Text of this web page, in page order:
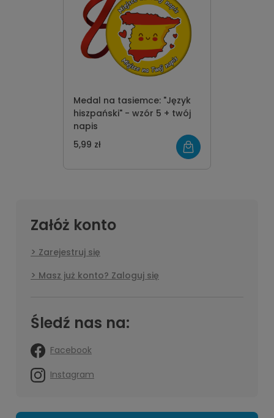
Medal na tasiemce: "Język
hiszpański" - wzór 5 + twój
napis
5,99 zł
Załóż konto
Zarejestruj się
Masz już konto? Zaloguj się
Śledź nas na:
Facebook
Instagram